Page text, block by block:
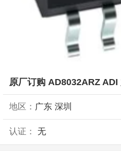
原厂订购 AD8032ARZ ADI
地区： 广东 深圳
认证： 无